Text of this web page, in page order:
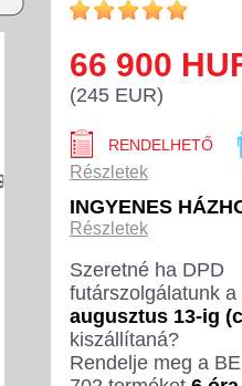
66 900
(245 EUR)
RENDELHETŐ
Részletek
INGYENES
Részletek
Szeretné ha DPD
futárszolgálatunk a
augusztus 13-ig
kiszállítaná?
Rendelje meg a